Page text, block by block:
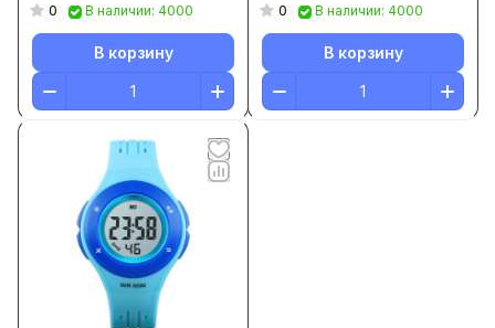
0 В наличии: 4000
В корзину
0 В наличии: 4000
В корзину